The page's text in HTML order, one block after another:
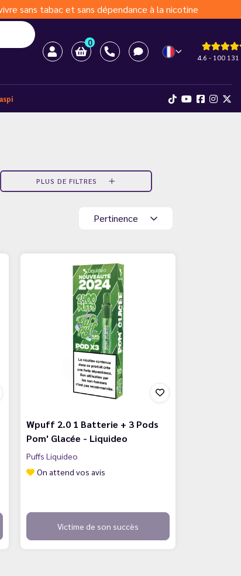
sans tabac et sans dépendance à la nicotine
0
4.6 - 100 131
PLUS DE FILTRES
Pertinence
Wpuff 2.0 1 Batterie + 3 Pods
Pom' Glacée - Liquideo
Puffs Liquideo
On attend vos avis
Victime de son succès